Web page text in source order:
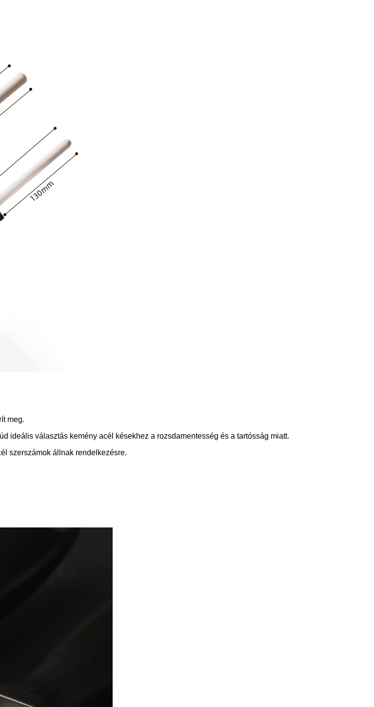
meg.
ideális választás kemény acél késekhez a rozsdamentesség és a tartósság miatt.
szerszámok állnak rendelkezésre.